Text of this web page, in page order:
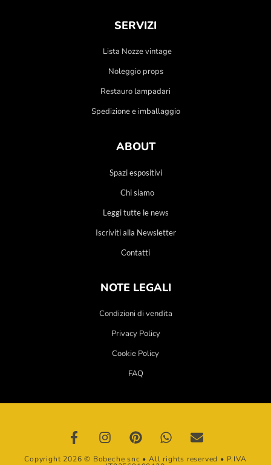
SERVIZI
Lista Nozze vintage
Noleggio props
Restauro lampadari
Spedizione e imballaggio
ABOUT
Spazi espositivi
Chi siamo
Leggi tutte le news
Iscriviti alla Newsletter
Contatti
NOTE LEGALI
Condizioni di vendita
Privacy Policy
Cookie Policy
FAQ
Copyright 2026 © Bobeche snc • All rights reserved • P.IVA